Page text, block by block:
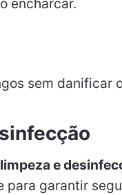
sem danificar
limpeza e
garantir